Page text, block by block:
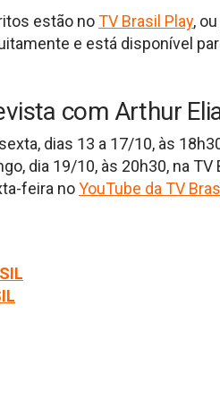
estão noTV Brasil Play,
e está disponível
com Arthur
dias 13 a 17/10, às
dia 19/10, às 20h30, na TV
feira noYouTube da TV